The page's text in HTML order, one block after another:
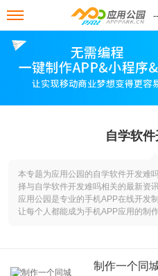
自学软
本专题为应用公园的自学软件开发难
择与自学软件开发难吗相关的最新资讯
应用公园是专业的手机APP在线开发
让每个人都能成为手机APP应用的制